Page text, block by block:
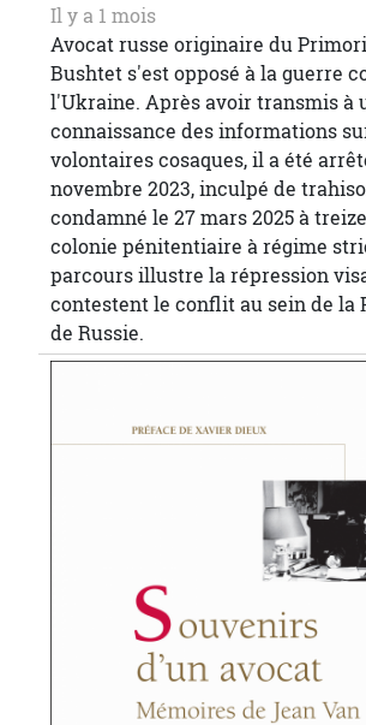
Il y a 1 mois
Avocat russe originaire du
Bushtet s'est opposé à la guerre
l'Ukraine. Après avoir transmis à
connaissance des informations
volontaires cosaques, il a été
novembre 2023, inculpé de
condamné le 27 mars 2025 à
colonie pénitentiaire à régime
parcours illustre la répression
contestent le conflit au sein de la
de Russie.